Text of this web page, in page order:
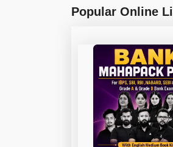
Popular Online